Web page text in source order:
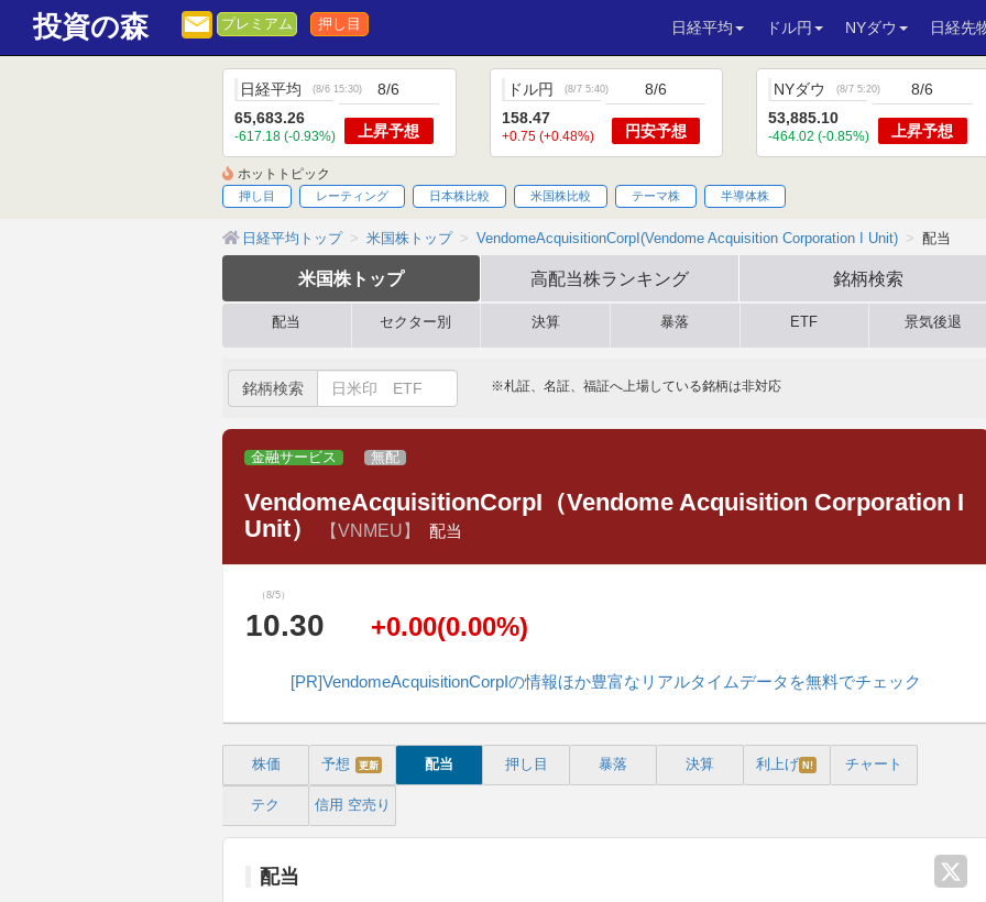
投資の森 プレミアム 押し目 日経平均 ドル円 NYダウ 日経先
日経平均 (8/6 15:30)
65,683.26
-617.18 (-0.93%)
8/6
上昇予想
ドル円 (8/7 5:40)
158.47
+0.75 (+0.48%)
8/6
円安予想
NYダウ (8/7 5:20)
53,885.10
-464.02 (-0.85%)
8/6
上昇予想
ホットトピック
押し目 レーティング 日本株比較 米国株比較 テーマ株 半導体株
日経平均トップ 米国株トップ VendomeAcquisitionCorpI(Vendome Acquisition Corporation I Unit) 配当
米国株 トップ 高配当株ランキング 銘柄検索
配当 セクター別 決算 暴落 ETF 景気後退
銘柄検索 ※札証、名証、福証へ上場している銘柄は非対応
金融サービス 無配
VendomeAcquisitionCorpI（Vendome Acquisition Corporation I
Unit）
【VNMEU】 配当
（8/5）
10.30 +0.00(0.00%)
[PR]VendomeAcquisitionCorpIの情報ほか豊富なリアルタイムデータを無料でチェック
株価 予想 更新 配当 押し目 暴落 決算 利上げ N! チャート
テク 信用 空売り
配当